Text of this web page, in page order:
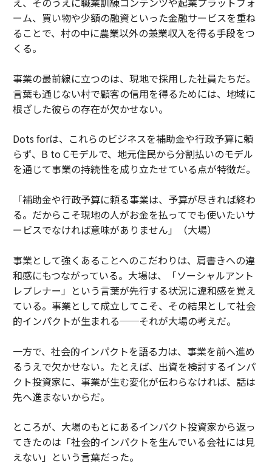
ーム、買い物や少額の融資といった金融サービスを重ね
ることで、村の中に農業以外の兼業収入を得る手段をつ
くる。
事業の最前線に立つのは、現地で採用した社員たちだ。
言葉も通じない村で顧客の信用を得るためには、地域に
根ざした彼らの存在が欠かせない。
Dots forは、これらのビジネスを補助金や行政予算に頼
らず、B to Cモデルで、地元住民から分割払いのモデル
を通じて事業の持続性を成り立たせている点が特徴だ。
「補助金や行政予算に頼る事業は、予算が尽きれば終わ
る。だからこそ現地の人がお金を払ってでも使いたいサ
ービスでなければ意味がありません」（大場）
事業として強くあることへのこだわりは、肩書きへの違
和感にもつながっている。大場は、「ソーシャルアント
レプレナー」という言葉が先行する状況に違和感を覚え
ている。事業として成立してこそ、その結果として社会
的インパクトが生まれる──それが大場の考えだ。
一方で、社会的インパクトを語る力は、事業を前へ進め
るうえで欠かせない。たとえば、出資を検討するインパ
クト投資家に、事業が生む変化が伝わらなければ、話は
先へ進まないからだ。
ところが、大場のもとにあるインパクト投資家から返っ
てきたのは「社会的インパクトを生んでいる会社には見
えない」という言葉だった。